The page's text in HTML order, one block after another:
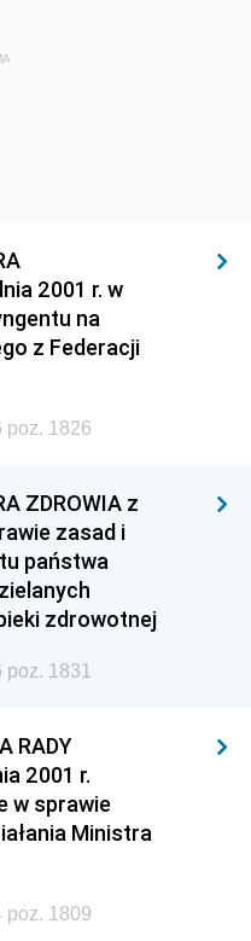
2001 r. w
na
z Federacji
poz. 1826
ZDROWIA z
zasad i
państwa
zdrowotnej
1831
RADY
2001 r.
w sprawie
Ministra
poz. 1809